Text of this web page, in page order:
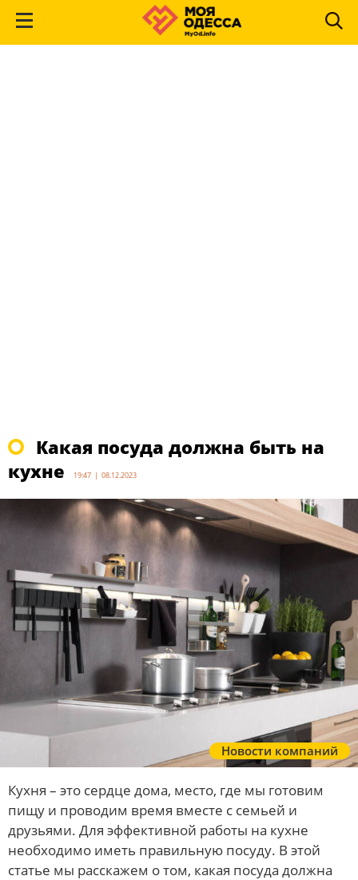
Какая посуда должна быть на
кухне
19:47 | 08.12.2023
Новости компаний
Кухня – это сердце дома, место, где мы готовим
пищу и проводим время вместе с семьей и
друзьями. Для эффективной работы на кухне
необходимо иметь правильную посуду. В этой
статье мы расскажем о том, какая посуда должна